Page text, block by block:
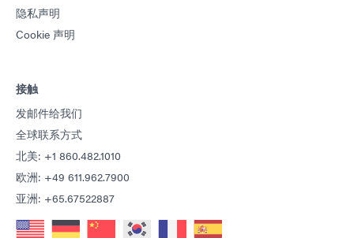
隐私声明
Cookie 声明
接触
发邮件给我们
全球联系方式
北美: +1 860.482.1010
欧洲: +49 611.962.7900
亚洲: +65.67522887